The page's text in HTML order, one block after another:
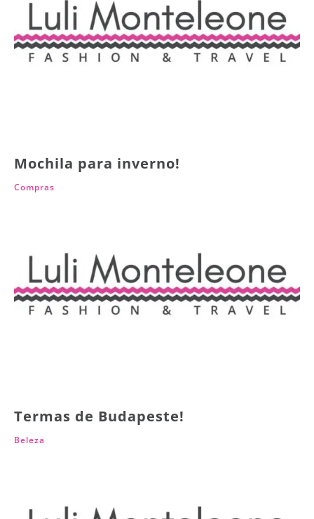
Mochila para inverno!
Compras
Termas de Budapeste!
Beleza